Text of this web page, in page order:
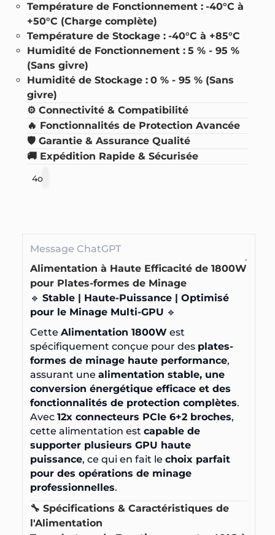
Température de Fonctionnement : -40°C à
+50°C (Charge complète)
Température de Stockage : -40°C à +85°C
Humidité de Fonctionnement : 5 % - 95 %
(Sans givre)
Humidité de Stockage : 0 % - 95 % (Sans
givre)
⚙️ Connectivité & Compatibilité
🔥 Fonctionnalités de Protection Avancée
🛡️ Garantie & Assurance Qualité
🚚 Expédition Rapide & Sécurisée
4o
Alimentation à Haute Efficacité de 1800W
pour Plates-formes de Minage
🔹 Stable | Haute-Puissance | Optimisé
pour le Minage Multi-GPU 🔹
Cette Alimentation 1800W est
spécifiquement conçue pour des plates-
formes de minage haute performance,
assurant une alimentation stable, une
conversion énergétique efficace et des
fonctionnalités de protection complètes.
Avec 12x connecteurs PCIe 6+2 broches,
cette alimentation est capable de
supporter plusieurs GPU haute
puissance, ce qui en fait le choix parfait
pour des opérations de minage
professionnelles.
🔧 Spécifications & Caractéristiques de
l'Alimentation